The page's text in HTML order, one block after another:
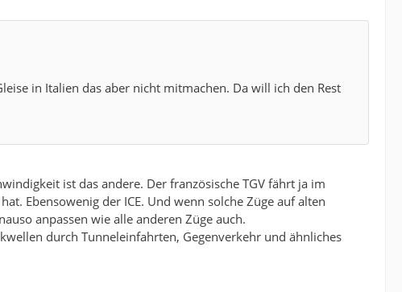
in Italien das aber nicht mitmachen. Da will ich den Rest
ist das andere. Der französische TGV fährt ja im
Ebensowenig der ICE. Und wenn solche Züge auf alten
anpassen wie alle anderen Züge auch.
durch Tunneleinfahrten, Gegenverkehr und ähnliches